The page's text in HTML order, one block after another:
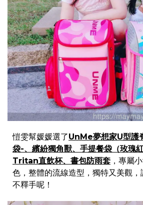
愷雯幫媛媛選了UnMe夢想家U型護
袋-、繽紛獨角獸、手提餐袋（玫瑰
Tritan直飲杯、書包防雨套 ，專屬
色，整體的流線造型，獨特又美觀
不釋手呢！